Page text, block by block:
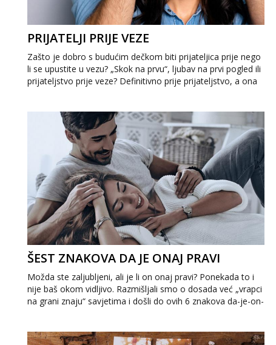
PRIJATELJI PRIJE VEZE
Zašto je dobro s budućim dečkom biti prijateljica prije nego
li se upustite u vezu? „Skok na prvu“, ljubav na prvi pogled ili
prijateljstvo prije veze? Definitivno prije prijateljstvo, a ona
ŠEST ZNAKOVA DA JE ONAJ PRAVI
Možda ste zaljubljeni, ali je li on onaj pravi? Ponekada to i
nije baš okom vidljivo. Razmišljali smo o dosada već „vrapci
na grani znaju“ savjetima i došli do ovih 6 znakova da-je-on-